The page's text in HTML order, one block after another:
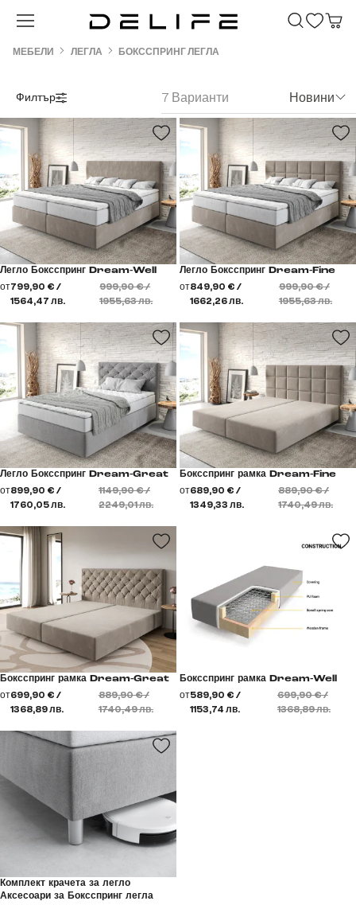
Преминете към основното съдържание
МЕБЕЛИ ЛЕГЛА БОКССПРИНГ ЛЕГЛА
Филтър 7 Варианти Новини
Легло Боксспринг Dream-Well
от799,90 € /
1564,47 лв.
999,90 € /
1955,63 лв.
Легло Боксспринг Dream-Fine
от849,90 € /
1662,26 лв.
999,90 € /
1955,63 лв.
Легло Боксспринг Dream-Great
от899,90 € /
1760,05 лв.
1149,90 € /
2249,01 лв.
Боксспринг рамка Dream-Fine
от689,90 € /
1349,33 лв.
889,90 € /
1740,49 лв.
Боксспринг рамка Dream-Great
от699,90 € /
1368,89 лв.
889,90 € /
1740,49 лв.
Боксспринг рамка Dream-Well
от589,90 € /
1153,74 лв.
699,90 € /
1368,89 лв.
Комплект крачета за легло
Аксесоари за Боксспринг легла